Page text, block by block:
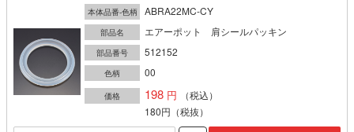
本体品番-色柄 ABRA22MC-CY
部品名 エアーポット 肩シールパッキン
部品番号 512152
色柄 00
価格 198
（税込）
180円 （税抜）